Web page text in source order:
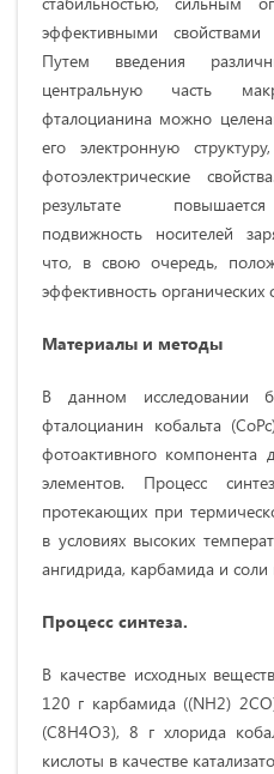
эффективными свойствами
Путем введения
центральную часть
фталоцианина можно
его электронную
фотоэлектрические
результате повышается
подвижность носителей
что, в свою очередь,
эффективность органических
Материалы и методы
В данном исследовании
фталоцианин кобальта
фотоактивного компонента
элементов. Процесс
протекающих при
в условиях высоких
ангидрида, карбамида и соли
Процесс синтеза.
В качестве исходных
120 г карбамида ((NH2)
(C8H4O3), 8 г хлорида
кислоты в качестве